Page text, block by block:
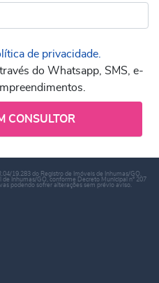
de privacidade.
do Whatsapp, SMS, e-
CONSULTOR
19.283 do Registro de Imóveis de Inhumas/GO.
Inhumas/GO, conforme Decreto Municipal n° 207
podendo sofrer alterações sem prévio aviso.